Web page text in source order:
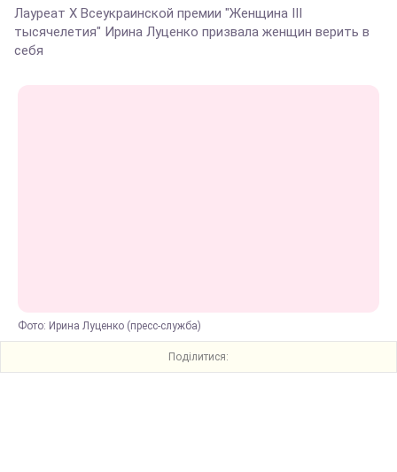
Лауреат X Всеукраинской премии "Женщина III
тысячелетия" Ирина Луценко призвала женщин верить в
себя
Фото: Ирина Луценко (пресс-служба)
Поділитися: